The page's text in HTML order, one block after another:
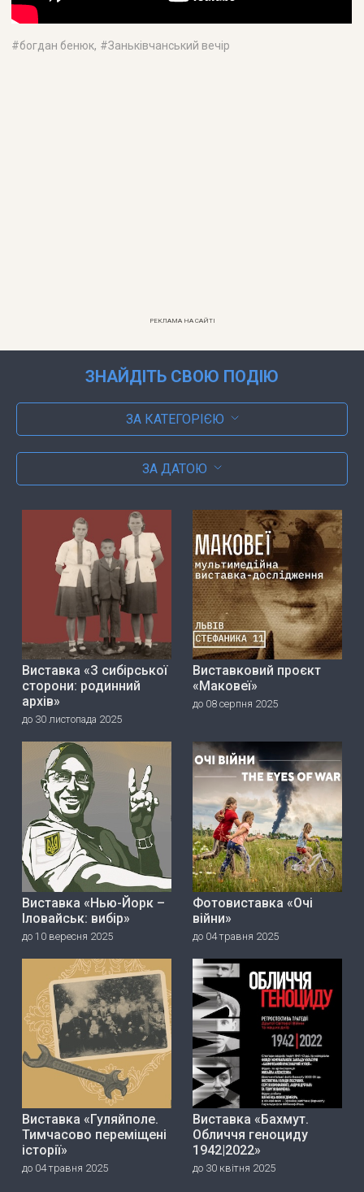
#богдан бенюк, #Заньківчанський вечір
РЕКЛАМА НА САЙТІ
ЗНАЙДІТЬ СВОЮ ПОДІЮ
ЗА КАТЕГОРІЄЮ
ЗА ДАТОЮ
Виставка «З сибірської
сторони: родинний
архів»
до 30 листопада 2025
Виставковий проєкт
«Маковеї»
до 08 серпня 2025
Виставка «Нью-Йорк –
Іловайськ: вибір»
до 10 вересня 2025
Фотовиставка «Очі
війни»
до 04 травня 2025
Виставка «Гуляйполе.
Тимчасово переміщені
історії»
до 04 травня 2025
Виставка «Бахмут.
Обличчя геноциду
1942|2022»
до 30 квітня 2025